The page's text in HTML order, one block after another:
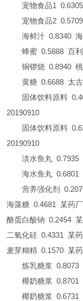
宠物食品1 0.6305
宠物食品2 0.5709
海鲜汁 0.8340
蜂蜜 0.5888 百
铜锣烧 0.8940
黄糖 0.6688 太
固体饮料原料
20190910
固体饮料原料
20190910
淡水鱼丸 0.7935
海水鱼丸 0.6801
营养强化剂
海藻糖 0.4681 某药
酪蛋白酸钠 0.2454
二氧化硅 0.4331 某
麦芽糊精 0.1570 某
炼乳糖浆
0.8073
椰奶糖浆
0.8701
椰奶糖浆
0.6731